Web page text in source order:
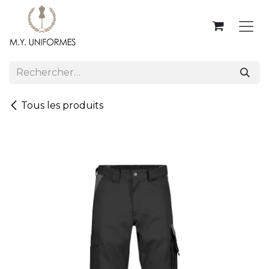
Se rendre au contenu
Tous les produits